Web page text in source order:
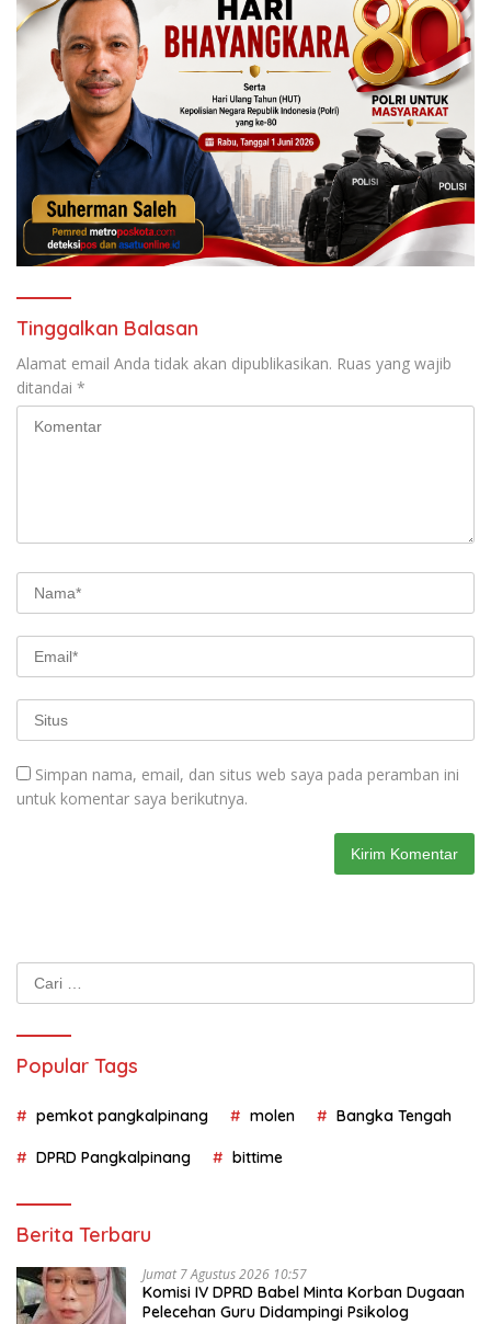
Tinggalkan Balasan
Alamat email Anda tidak akan dipublikasikan. Ruas yang wajib
ditandai *
Simpan nama, email, dan situs web saya pada peramban ini
untuk komentar saya berikutnya.
Cari
untuk:
Popular Tags
pemkot pangkalpinang molen Bangka Tengah
DPRD Pangkalpinang bittime
Berita Terbaru
Jumat 7 Agustus 2026 10:57
Komisi IV DPRD Babel Minta Korban Dugaan
Pelecehan Guru Didampingi Psikolog